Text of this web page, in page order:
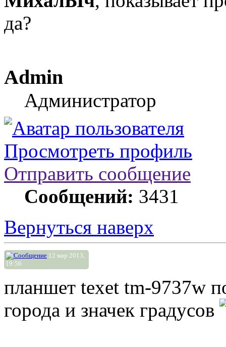
да?
Admin
Администратор
Просмотреть профиль
Отправить сообщение
Сообщений: 3431
Вернуться наверх
12 мар 2013,
19:56
планшет texet tm-9737w
города и значек градусов